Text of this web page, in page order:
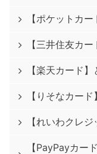
【ポケットカ
【三井住友カ
【楽天カード
【りそなカー
【れいわクレ
【PayPayカー